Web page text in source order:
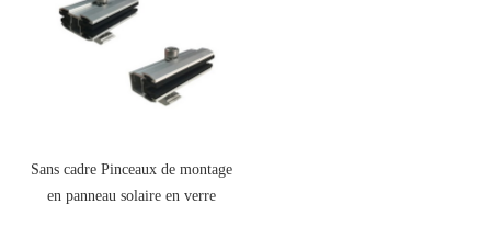
Sans cadre Pinceaux de montage
en panneau solaire en verre